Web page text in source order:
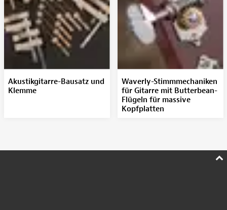
Akustikgitarre-Bausatz und
Klemme
Waverly-Stimmmechaniken
für Gitarre mit Butterbean-
Flügeln für massive
Kopfplatten